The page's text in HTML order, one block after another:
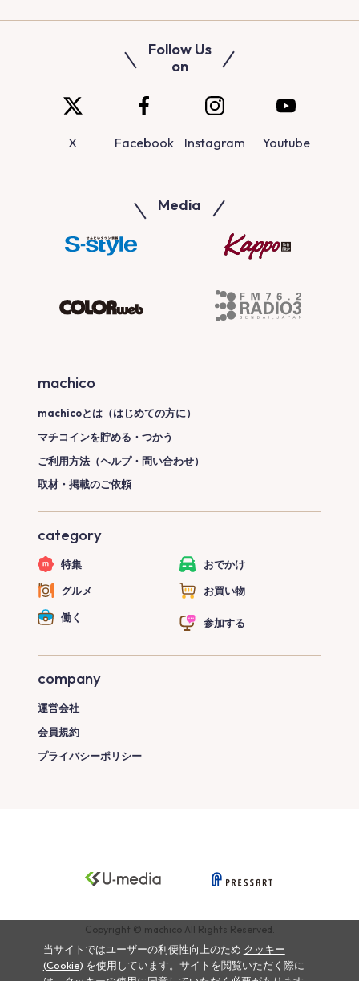
Follow Us
on
X Facebook Instagram Youtube
Media
machico
machicoとは（はじめての方に）
マチコインを貯める・つかう
ご利用方法（ヘルプ・問い合わせ）
取材・掲載のご依頼
category
特集 おでかけ
グルメ お買い物
働く 参加する
company
運営会社
会員規約
プライバシーポリシー
Copyright © machico All Rights Reserved.
当サイトではユーザーの利便性向上のため クッキー
(Cookie) を使用しています。サイトを閲覧いただく際に